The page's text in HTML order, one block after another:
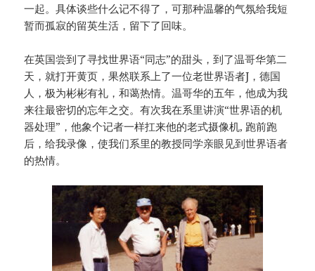
一起。具体谈些什么记不得了，可那种温馨的气氛给我短
暂而孤寂的留英生活，留下了回味。
在英国尝到了寻找世界语“同志”的甜头，到了温哥华第二
天，就打开黄页，果然联系上了一位老世界语者J，德国
人，极为彬彬有礼，和蔼热情。温哥华的五年，他成为我
来往最密切的忘年之交。有次我在系里讲演“世界语的机
器处理”，他象个记者一样扛来他的老式摄像机, 跑前跑
后，给我录像，使我们系里的教授同学亲眼见到世界语者
的热情。